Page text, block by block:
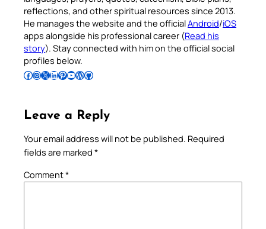
reflections, and other spiritual resources since 2013.
He manages the website and the officialAndroid/iOS
apps alongside his professional career (Read his
story). Stay connected with him on the official social
profiles below.
Follow Pradeep on Facebook Follow Pradeep on InstagramFollow Pradeep on X Follow Pradeep on LinkedIn Follow Pradeep on Pinterest Subscribe to Pradeep’s Youtube Channel Follow Pradeep on WordPress Follow Pradeep on GitHub
Leave a Reply
Your email address will not be published. Required
fields are marked *
Comment*